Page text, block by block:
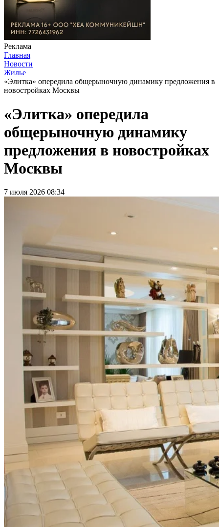
Реклама
Главная
Новости
Жилье
«Элитка» опередила общерыночную динамику предложения в
новостройках Москвы
«Элитка» опередила
общерыночную динамику
предложения в новостройках
Москвы
7 июля 2026 08:34